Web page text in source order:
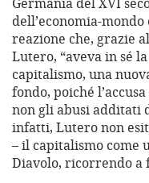
dell’economia-
reazione che, grazie
Lutero, “aveva in sé
capitalismo, una
fondo, poiché
non gli abusi additati
infatti, Lutero non
– il capitalismo come
Diavolo, ricorrendo a